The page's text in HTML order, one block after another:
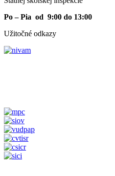
Po – Pia od 9:00 do 13:00
Užitočné odkazy